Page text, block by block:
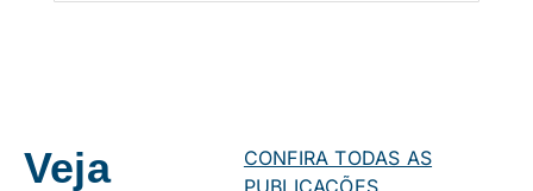
Veja
CONFIRA TODAS AS
PUBLICAÇÕES